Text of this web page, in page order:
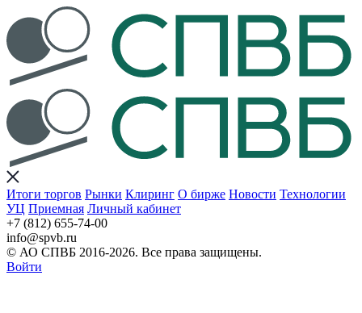
Итоги торгов Рынки Клиринг О бирже Новости Технологии
УЦ Приемная Личный кабинет
+7 (812) 655-74-00
info@spvb.ru
© АО СПВБ 2016-2026. Все права защищены.
Войти